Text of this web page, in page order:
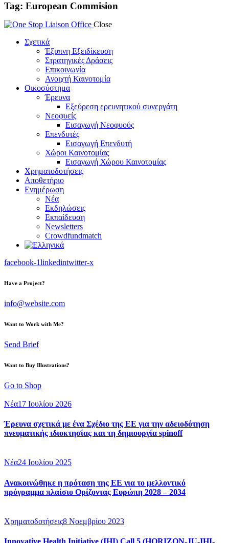
Tag: European Commision
Close
Σχετικά
Έξυπνη Εξειδίκευση
Στρατηγικές Δράσεις
Επικοινωνία
Ανοιχτή Καινοτομία
Οικοσύστημα
Έρευνα
Εξεύρεση ερευνητικού συνεργάτη
Νεοφυείς
Εισαγωγή Νεοφυούς
Επενδυτές
Εισαγωγή Επενδυτή
Χώροι Καινοτομίας
Εισαγωγή Χώρου Καινοτομίας
Χρηματοδοτήσεις
Αποθετήριο
Ενημέρωση
Νέα
Εκδηλώσεις
Εκπαίδευση
Newsletters
Crowdfundmatch
facebook-1linkedintwitter-x
Have a Project?
info@website.com
Want to Work with Me?
Send Brief
Want to Buy Illustrations?
Go to Shop
Νέα17 Ιουλίου 2026
Έρευνα σχετικά με ένα Σχέδιο της ΕΕ για την αδειοδότηση
πνευματικής ιδιοκτησίας και τη δημιουργία spinoff
Νέα24 Ιουλίου 2025
Ανακοινώθηκε η πρόταση της ΕΕ για το μελλοντικό
πρόγραμμα πλαίσιο Ορίζοντας Ευρώπη 2028 – 2034
Χρηματοδοτήσεις8 Νοεμβρίου 2023